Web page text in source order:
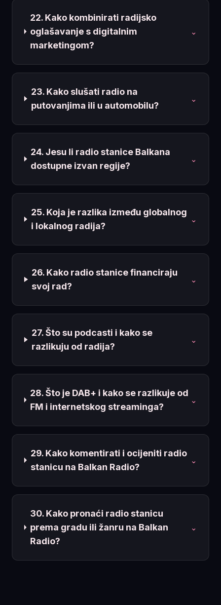
22. Kako kombinirati radijsko
oglašavanje s digitalnim
marketingom?
⌄
23. Kako slušati radio na
putovanjima ili u automobilu?
⌄
24. Jesu li radio stanice Balkana
dostupne izvan regije?
⌄
25. Koja je razlika između globalnog
i lokalnog radija?
⌄
26. Kako radio stanice financiraju
svoj rad?
⌄
27. Što su podcasti i kako se
razlikuju od radija?
⌄
28. Što je DAB+ i kako se razlikuje od
FM i internetskog streaminga?
⌄
29. Kako komentirati i ocijeniti radio
stanicu na Balkan Radio?
⌄
30. Kako pronaći radio stanicu
prema gradu ili žanru na Balkan
Radio?
⌄